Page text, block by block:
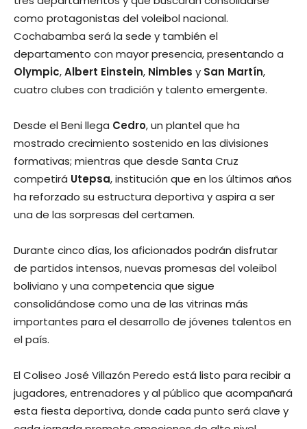
como protagonistas del voleibol nacional.
Cochabamba será la sede y también el
departamento con mayor presencia, presentando a
Olympic,Albert Einstein, Nimbles y San Martín,
cuatro clubes con tradición y talento emergente.
Desde el Beni llega Cedro, un plantel que ha
mostrado crecimiento sostenido en las divisiones
formativas; mientras que desde Santa Cruz
competirá Utepsa, institución que en los últimos años
ha reforzado su estructura deportiva y aspira a ser
una de las sorpresas del certamen.
Durante cinco días, los aficionados podrán disfrutar
de partidos intensos, nuevas promesas del voleibol
boliviano y una competencia que sigue
consolidándose como una de las vitrinas más
importantes para el desarrollo de jóvenes talentos en
el país.
El Coliseo José Villazón Peredo está listo para recibir a
jugadores, entrenadores y al público que acompañará
esta fiesta deportiva, donde cada punto será clave y